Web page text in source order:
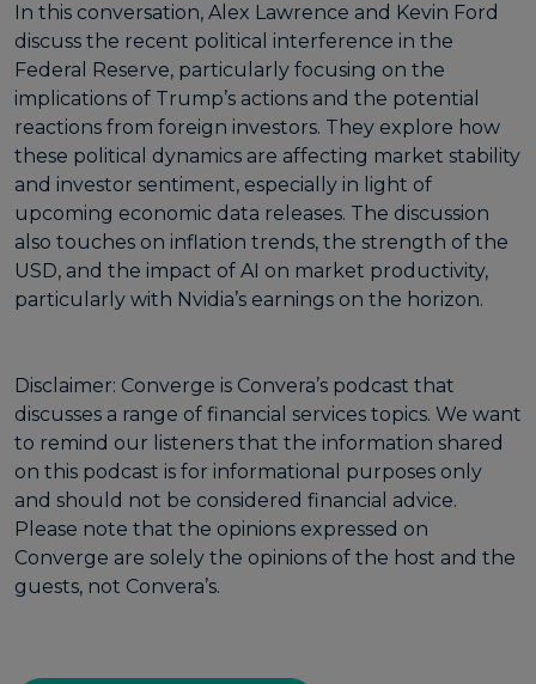
In this conversation, Alex Lawrence and Kevin Ford
discuss the recent political interference in the
Federal Reserve, particularly focusing on the
implications of Trump’s actions and the potential
reactions from foreign investors. They explore how
these political dynamics are affecting market stability
and investor sentiment, especially in light of
upcoming economic data releases. The discussion
also touches on inflation trends, the strength of the
USD, and the impact of AI on market productivity,
particularly with Nvidia’s earnings on the horizon.
Disclaimer: Converge is Convera’s podcast that
discusses a range of financial services topics. We want
to remind our listeners that the information shared
on this podcast is for informational purposes only
and should not be considered financial advice.
Please note that the opinions expressed on
Converge are solely the opinions of the host and the
guests, not Convera’s.